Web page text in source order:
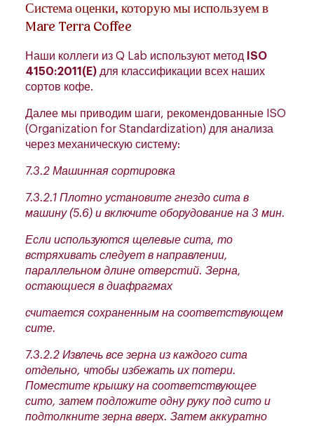
Система оценки, которую мы используем в
Mare Terra Coffee
Наши коллеги из Q Lab используют метод
ISO
4150:2011(E) для классификации всех наших
сортов кофе.
Далее мы приводим шаги, рекомендованные ISO
(Organization for Standardization) для анализа
через механическую систему:
7.3.2 Машинная сортировка
7.3.2.1 Плотно установите гнездо сита в
машину (5.6) и включите оборудование на 3 мин.
Если используются щелевые сита, то
встряхивать следует в направлении,
параллельном длине отверстий. Зерна,
остающиеся в диафрагмах
считается сохраненным на соответствующем
сите.
7.3.2.2 Извлечь все зерна из каждого сита
отдельно, чтобы избежать их потери.
Поместите крышку на соответствующее
сито, затем подложите одну руку под сито и
подтолкните зерна вверх. Затем аккуратно